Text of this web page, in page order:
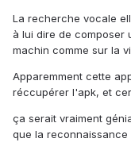
La recherche vocale
à lui dire de composer
machin comme sur la
Apparemment cette
réccupérer l'apk, et
ça serait vraiment
que la